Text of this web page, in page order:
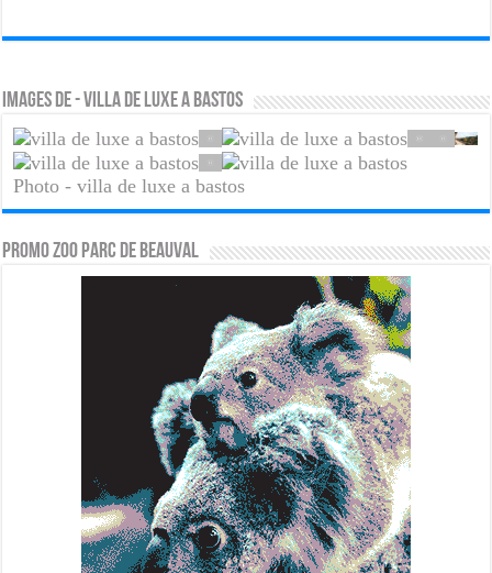
Images de - villa de luxe a bastos
Photo - villa de luxe a bastos
PROMO ZOO PARC DE BEAUVAL